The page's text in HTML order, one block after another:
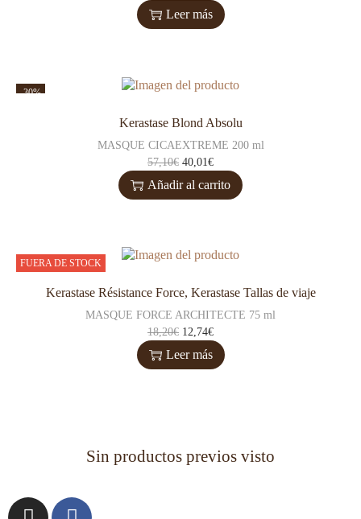
Leer más
-30%
Kerastase Blond Absolu
MASQUE CICAEXTREME 200 ml
57,10€ 40,01€
Añadir al carrito
FUERA DE STOCK
Kerastase Résistance Force, Kerastase Tallas de viaje
MASQUE FORCE ARCHITECTE 75 ml
18,20€ 12,74€
Leer más
Sin productos previos visto